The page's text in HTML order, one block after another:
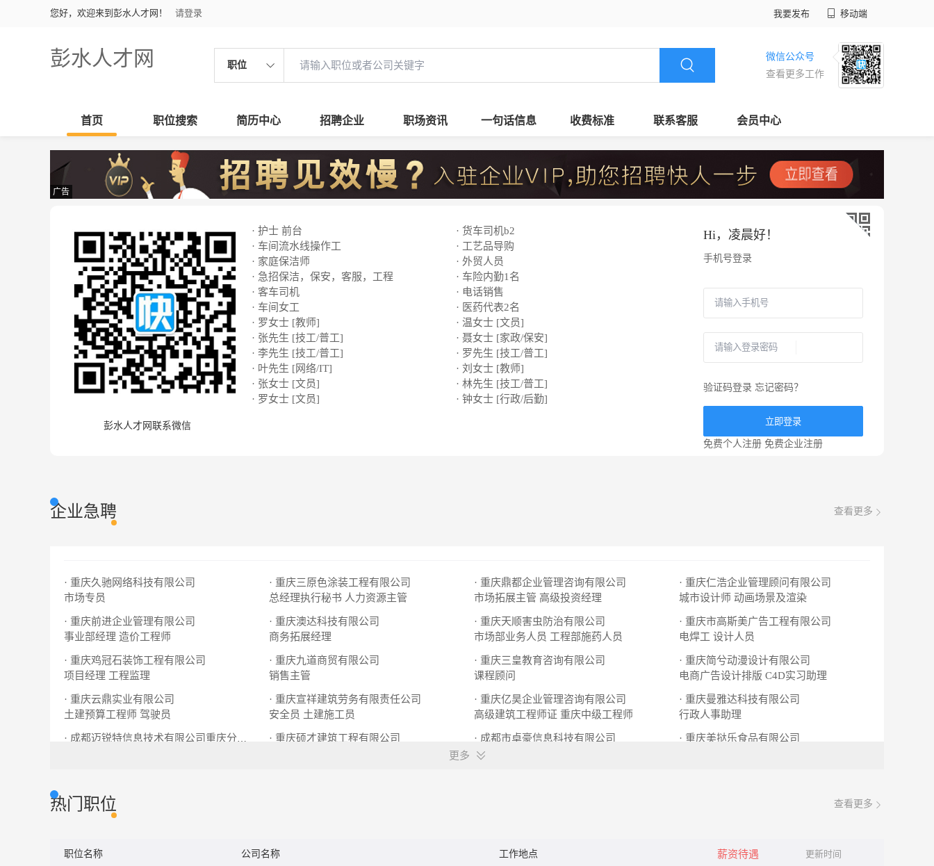
您好，欢迎来到彭水人才网！ 请登录 我要发布 移动端
彭水人才网 职位
微信公众号
查看更多工作
首页 职位搜索 简历中心 招聘企业 职场资讯 一句话信息 收费标准 联系客服 会员中心
广告
彭水人才网联系微信
· 护士 前台
· 货车司机b2
· 车间流水线操作工
· 工艺品导购
· 家庭保洁师
· 外贸人员
· 急招保洁，保安，客服，工程
· 车险内勤1名
· 客车司机
· 电话销售
· 车间女工
· 医药代表2名
· 罗女士 [教师]
· 温女士 [文员]
· 张先生 [技工/普工]
· 聂女士 [家政/保安]
· 李先生 [技工/普工]
· 罗先生 [技工/普工]
· 叶先生 [网络/IT]
· 刘女士 [教师]
· 张女士 [文员]
· 林先生 [技工/普工]
· 罗女士 [文员]
· 钟女士 [行政/后勤]
Hi， 凌晨好！
手机号登录
验证码登录 忘记密码？
立即登录
免费个人注册 免费企业注册
企业急聘 查看更多
· 重庆久驰网络科技有限公司
市场专员
· 重庆三原色涂装工程有限公司
总经理执行秘书 人力资源主管
· 重庆鼎都企业管理咨询有限公司
市场拓展主管 高级投资经理
· 重庆仁浩企业管理顾问有限公司
城市设计师 动画场景及渲染
· 重庆前进企业管理有限公司
事业部经理 造价工程师
· 重庆澳达科技有限公司
商务拓展经理
· 重庆天顺害虫防治有限公司
市场部业务人员 工程部施药人员
· 重庆市高斯美广告工程有限公司
电焊工 设计人员
· 重庆鸡冠石装饰工程有限公司
项目经理 工程监理
· 重庆九道商贸有限公司
销售主管
· 重庆三皇教育咨询有限公司
课程顾问
· 重庆简兮动漫设计有限公司
电商广告设计排版 C4D实习助理
· 重庆云鼎实业有限公司
土建预算工程师 驾驶员
· 重庆宣祥建筑劳务有限责任公司
安全员 土建施工员
· 重庆亿昊企业管理咨询有限公司
高级建筑工程师证 重庆中级工程师
· 重庆曼雅达科技有限公司
行政人事助理
· 成都迈锐特信息技术有限公司重庆分公司
· 重庆硕才建筑工程有限公司
· 成都市卓豪信息科技有限公司
前端工程师
· 重庆美挞乐食品有限公司
更多
热门职位 查看更多
职位名称 公司名称 工作地点 薪资待遇 更新时间